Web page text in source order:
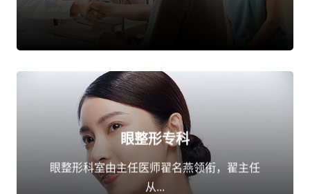
眼整形专科
眼整形科室由主任医师翟名燕领衔，翟主任
从...
点击了解